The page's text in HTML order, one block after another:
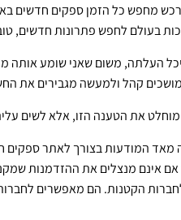
מחפש כל הזמן ספקים חדשים
בעולם לחפש פתרונות חדשים,
העלתה, משום שאני שומע אותה
קהל ולמעשה מגבירים את
את הטענה הזו, אלא לשים
מאד המודעות בצורך לאתר ספקים
אם אינם מנצלים את ההזדמנות
הקטנות. הם מאפשרים